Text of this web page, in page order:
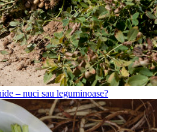
– nuci sau leguminoase?